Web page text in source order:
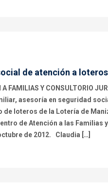
de atención a loteros
A FAMILIAS Y CONSULTORIO
asesoría en seguridad
loteros de la Lotería de
de Atención a las
de 2012. Claudia […]